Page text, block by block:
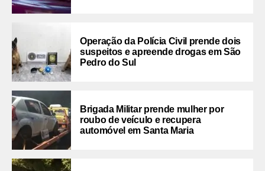
Operação da Polícia Civil prende dois
suspeitos e apreende drogas em São
Pedro do Sul
Brigada Militar prende mulher por
roubo de veículo e recupera
automóvel em Santa Maria